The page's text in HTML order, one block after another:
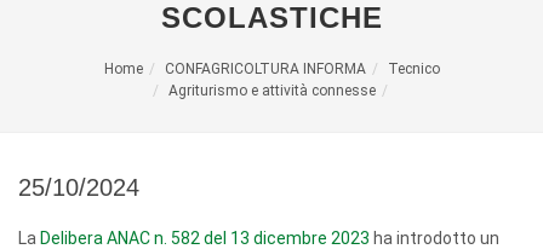
SCOLASTICHE
Home CONFAGRICOLTURA INFORMA
Tecnico
Agriturismo e attività connesse
25/10/2024
La Delibera ANAC n. 582 del 13 dicembre 2023 ha introdotto un